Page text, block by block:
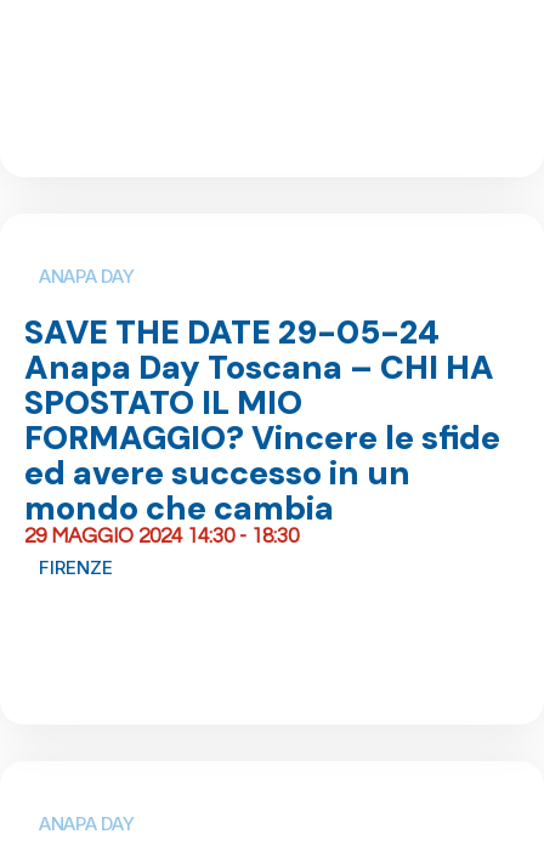
ANAPA DAY
SAVE THE DATE 29-05-24
Anapa Day Toscana – CHI HA
SPOSTATO IL MIO
FORMAGGIO? Vincere le sfide
ed avere successo in un
mondo che cambia
29 MAGGIO 2024 14:30 - 18:30
FIRENZE
ANAPA DAY